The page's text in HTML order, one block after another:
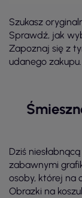
Szukasz
Sprawdź, jak
Zapoznaj się z
udanego zakupu.
Dziś
zabawnymi
osoby, której na
Obrazki na